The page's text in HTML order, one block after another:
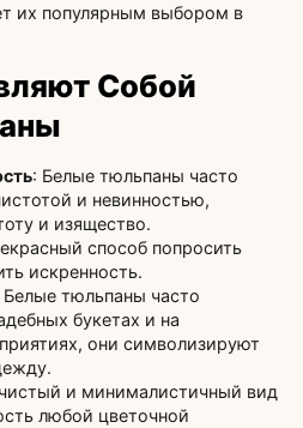
их популярным выбором в
Собой
: Белые тюльпаны часто
и невинностью,
и изящество.
способ попросить
искренность.
Белые тюльпаны часто
букетах и на
они символизируют
и минималистичный вид
любой цветочной